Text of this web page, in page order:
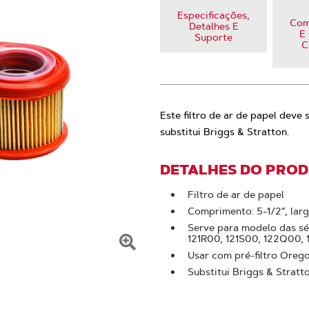
Especificações,
Detalhes E
Suporte
E
Este filtro de ar de papel deve
substitui Briggs & Stratton.
DETALHES DO
Filtro de ar de papel
Comprimento: 5-1/2”,
Serve para modelo das
121R00, 121S00,
Usar com pré-filtro
Substitui Briggs &